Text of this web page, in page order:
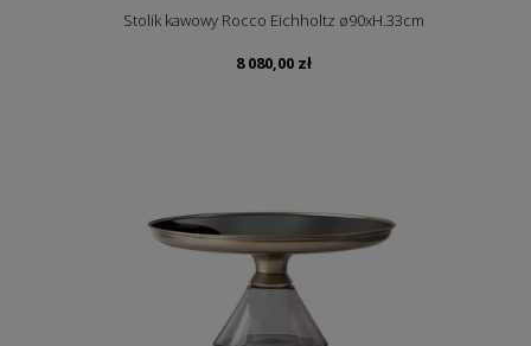
Stolik kawowy Rocco Eichholtz ø90xH.33cm
8 080,00 zł